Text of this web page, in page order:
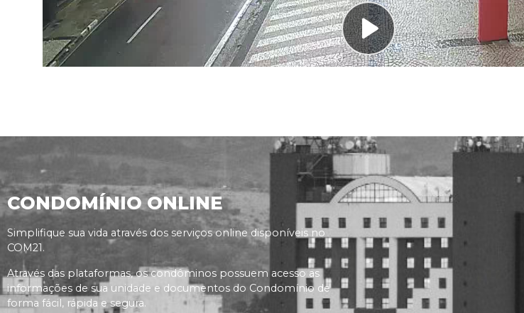
CONDOMÍNIO ONLINE
Simplifique sua vida através dos serviços online disponíveis no
COM21.
Através das plataformas, os condôminos possuem acesso as
informações de sua unidade e documentos do Condomínio de
forma fácil, rápida e segura.